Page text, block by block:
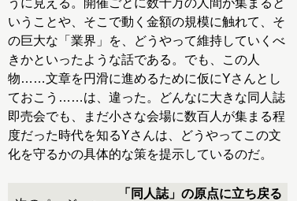
いうことや、そこで動く金額の規模に触れて、そ
の巨大な「業界」を、どうやって維持していくべ
きかといったような話である。でも、この人
物……文章を円滑に進めるために仮にYさんとし
ておこう……は、違った。どんなに大きな同人誌
即売会でも、まだ小さな会場に数百人が集まる程
度だった時代を知るYさんは、どうやってこの文
化を守るかの具体的な策を提示しているのだ。
「同人誌」の原点に立ち戻る